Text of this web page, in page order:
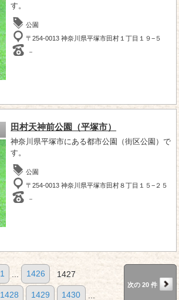
す。
公園
〒254-0013 神奈川県平塚市田村１丁目１９−５
－
田村天神前公園（平塚市）
神奈川県平塚市にある都市公園（街区公園）で
す。
公園
〒254-0013 神奈川県平塚市田村８丁目１５−２５
－
1 1426 1427
1428 1429 1430
次の 20 件